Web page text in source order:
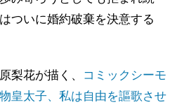
ついに婚約破棄を決意する
梨花が描く、 コミックシーモ
物皇太子、私は自由を謳歌させ